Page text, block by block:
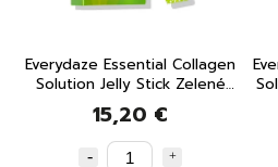
Everydaze Essential Collagen
Solution Jelly Stick Zelené
hrozno 10x20 g
15,20 €